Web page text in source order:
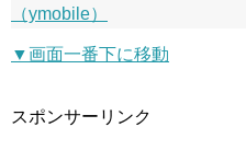
（ymobile）
▼画面一番下に移動
スポンサーリンク